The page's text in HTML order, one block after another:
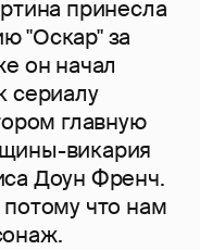
принесла
"Оскар" за
он начал
сериалу
главную
викария
Доун Френч.
что нам